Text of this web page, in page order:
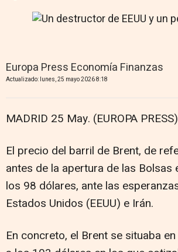
Europa Press Economía Finanzas
Actualizado: lunes, 25 mayo 2026 8:18
MADRID 25 May. (EUROPA
El precio del barril de Brent, de
antes de la apertura de las
los 98 dólares, ante las
Estados Unidos (EEUU) e Irán.
En concreto, el Brent se situaba